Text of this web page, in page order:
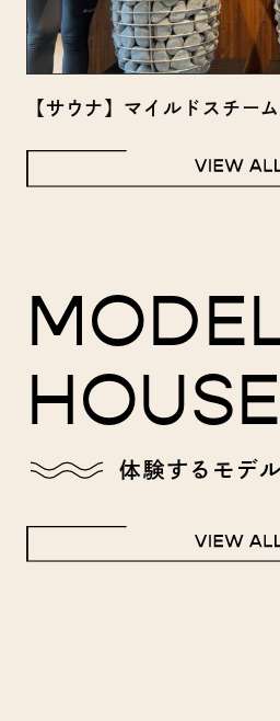
【サウナ】マイルドスチー
HOUSE
体験するモデ